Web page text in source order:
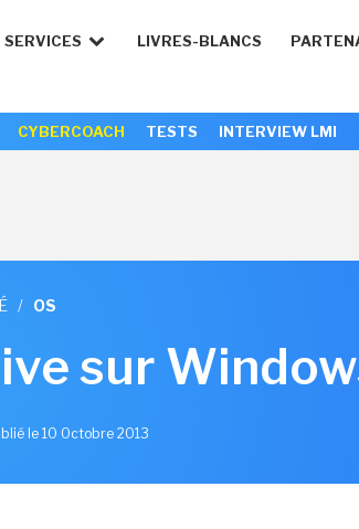
SERVICES LIVRES-BLANCS
CYBERCOACH TESTS INTERVIEW LMI
/ OS
sur
le 10 Octobre 2013